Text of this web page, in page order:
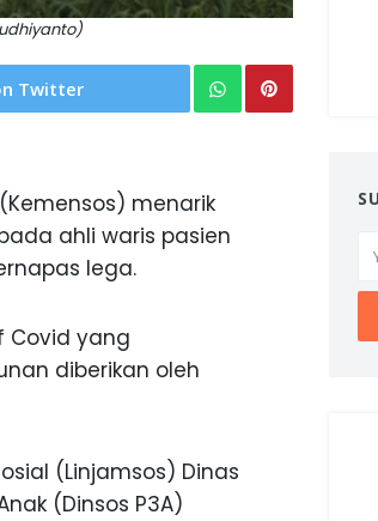
Twitter
menarik
ahli waris pasien
lega.
Covid yang
diberikan oleh
(Linjamsos) Dinas
(Dinsos P3A)